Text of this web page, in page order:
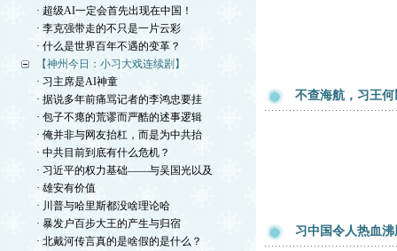
· 超级AI一定会首先出现在中国！
· 李克强带走的不只是一片云彩
· 什么是世界百年不遇的变革？
【神州今日：小习大戏连续剧】
· 习主席是AI神童
· 据说多年前痛骂记者的李鸿忠要挂
· 包子不瘪的荒谬而严酷的述事逻辑
· 俺并非与网友抬杠，而是为中共抬
· 中共目前到底有什么危机？
· 习近平的权力基础——与吴国光以及
· 雄安有价值
· 川普与哈里斯都没啥理论哈
· 暴发户百步大王的产生与归宿
· 北戴河传言真的是啥假的是什么？
不查海航，习王
习中国令人热血